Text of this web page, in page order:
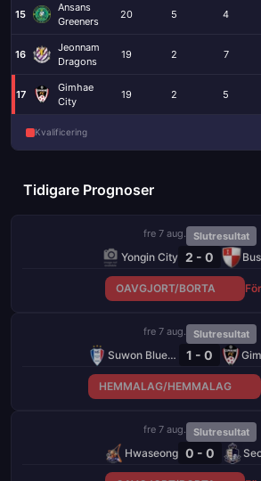
15
Ansans
Greeners
20 5 4
16
Jeonnam
Dragons
19 2 7
17
Gimhae
City
19 2 5
Kvalificering
Tidigare Prognoser
fre 7 aug. Slutresultat
Yongin City 2 - 0
OAVGJORT/BORTA
fre 7 aug. Slutresultat
Suwon Bluewings 1 - 0
HEMMALAG/HEMMALAG
fre 7 aug. Slutresultat
Hwaseong 0 - 0